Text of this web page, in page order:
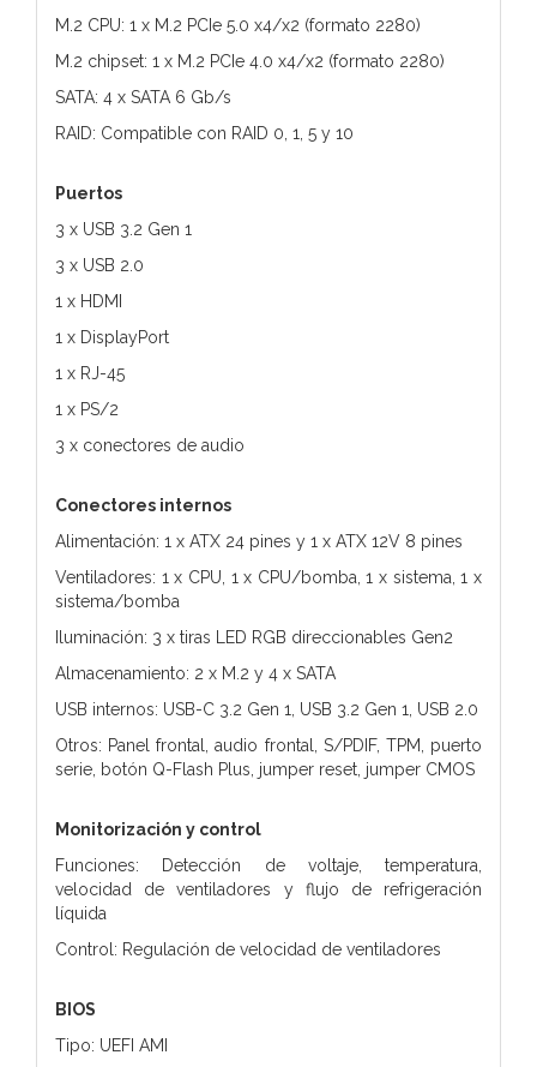
M.2 CPU: 1 x M.2 PCIe 5.0 x4/x2 (formato 2280)
M.2 chipset: 1 x M.2 PCIe 4.0 x4/x2 (formato 2280)
SATA: 4 x SATA 6 Gb/s
RAID: Compatible con RAID 0, 1, 5 y 10
Puertos
3 x USB 3.2 Gen 1
3 x USB 2.0
1 x HDMI
1 x DisplayPort
1 x RJ-45
1 x PS/2
3 x conectores de audio
Conectores internos
Alimentación: 1 x ATX 24 pines y 1 x ATX 12V 8 pines
Ventiladores: 1 x CPU, 1 x CPU/bomba, 1 x sistema, 1 x
sistema/bomba
Iluminación: 3 x tiras LED RGB direccionables Gen2
Almacenamiento: 2 x M.2 y 4 x SATA
USB internos: USB-C 3.2 Gen 1, USB 3.2 Gen 1, USB 2.0
Otros: Panel frontal, audio frontal, S/PDIF, TPM, puerto
serie, botón Q-Flash Plus, jumper reset, jumper CMOS
Monitorización y control
Funciones: Detección de voltaje, temperatura,
velocidad de ventiladores y flujo de refrigeración
líquida
Control: Regulación de velocidad de ventiladores
BIOS
Tipo: UEFI AMI